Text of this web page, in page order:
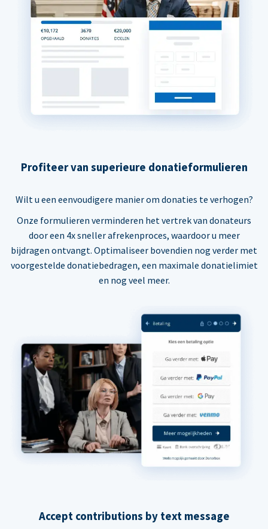
Profiteer van superieure donatieformulieren
Wilt u een eenvoudigere manier om donaties te verhogen?
Onze formulieren verminderen het vertrek van donateurs
door een 4x sneller afrekenproces, waardoor u meer
bijdragen ontvangt. Optimaliseer bovendien nog verder met
voorgestelde donatiebedragen, een maximale donatielimiet
en nog veel meer.
Accept contributions by text message